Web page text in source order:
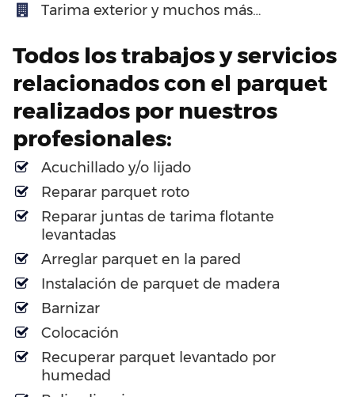
Tarima exterior y muchos más…
Todos los trabajos y servicios
relacionados con el parquet
realizados por nuestros
profesionales:
Acuchillado y/o lijado
Reparar parquet roto
Reparar juntas de tarima flotante
levantadas
Arreglar parquet en la pared
Instalación de parquet de madera
Barnizar
Colocación
Recuperar parquet levantado por
humedad